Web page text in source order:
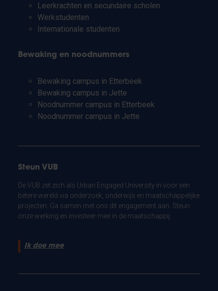
Leerkrachten en secundaire scholen
Werkstudenten
Internationale studenten
Bewaking en noodnummers
Bewaking campus in Etterbeek
Bewaking campus in Jette
Noodnummer campus in Etterbeek
Noodnummer campus in Jette
Steun VUB
De VUB zet zich als Urban Engaged University in voor een
betere wereld via onderzoek, onderwijs en maatschappelijke
projecten. Ga samen met ons dit engagement aan. Steun
onze werking en investeer mee in de maatschappij.
Ik doe mee